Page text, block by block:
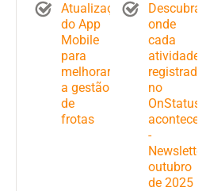
Atualizações
do App
Mobile
para
melhorar
a gestão
de
frotas
Descubra
onde
cada
atividade
registrada
no
OnStatus
acontece
-
Newsletter
outubro
de 2025